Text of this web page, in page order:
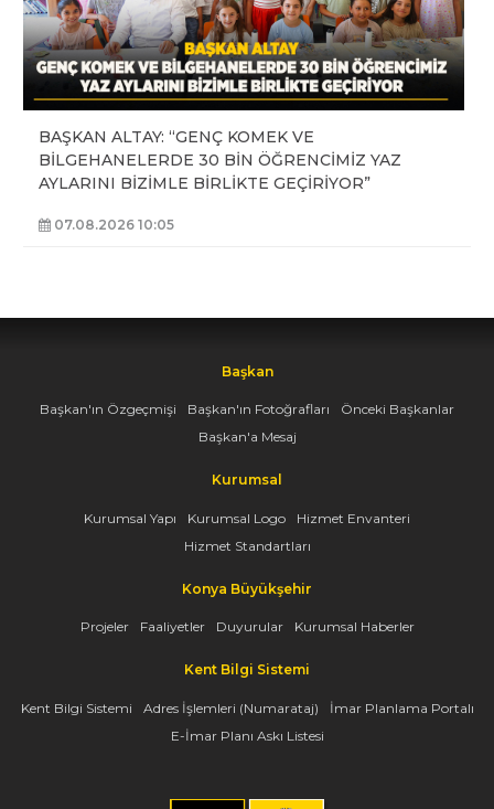
BAŞKAN ALTAY: “GENÇ KOMEK VE
BİLGEHANELERDE 30 BİN ÖĞRENCİMİZ YAZ
AYLARINI BİZİMLE BİRLİKTE GEÇİRİYOR”
07.08.2026 10:05
Başkan
Başkan'ın Özgeçmişi Başkan'ın Fotoğrafları
Önceki Başkanlar
Başkan'a Mesaj
Kurumsal
Kurumsal Yapı Kurumsal Logo
Hizmet Envanteri
Hizmet Standartları
Konya Büyükşehir
Projeler Faaliyetler Duyurular Kurumsal Haberler
Kent Bilgi Sistemi
Kent Bilgi Sistemi Adres İşlemleri (Numarataj)
İmar Planlama Portalı
E-İmar Planı Askı Listesi